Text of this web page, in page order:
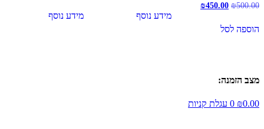
₪500.00
המחיר
היה:
₪500.00.
₪450.00 המחיר
הוספה לסל
מידע נוסף מידע נוסף
מצב הזמנה:
₪0.00
0 עגלת קניות